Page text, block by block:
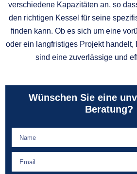
verschiedene Kapazitäten an, so
den richtigen Kessel für seine
finden kann. Ob es sich um eine
oder ein langfristiges Projekt handelt,
sind eine zuverlässige und
Wünschen Sie eine
Beratung?